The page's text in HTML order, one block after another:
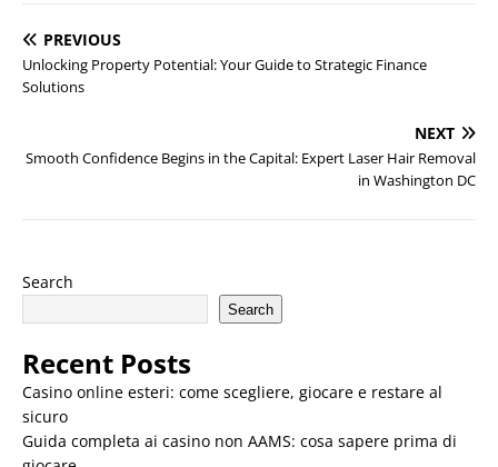
PREVIOUS
Unlocking Property Potential: Your Guide to Strategic Finance
Solutions
NEXT
Smooth Confidence Begins in the Capital: Expert Laser Hair Removal
in Washington DC
Search
Search
Recent Posts
Casino online esteri: come scegliere, giocare e restare al
sicuro
Guida completa ai casino non AAMS: cosa sapere prima di